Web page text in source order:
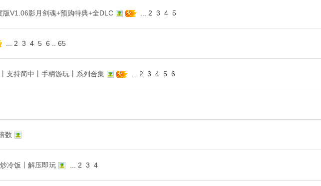
版V1.06影月剑魂+预购特典+全DLC 2 3 4 5
2 3 4 5 6 65
支持简中丨手柄游玩丨系列合集 2 3 4 5 6
数
冷饭丨解压即玩 2 3 4